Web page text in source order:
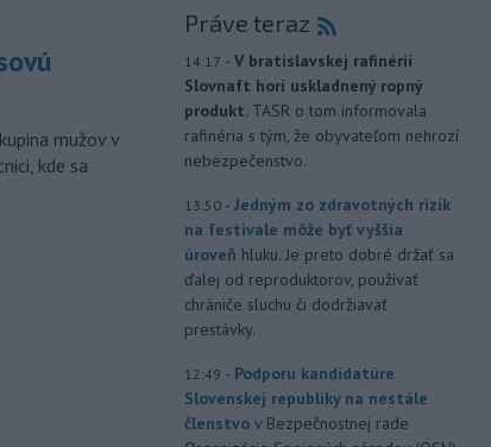
mužov v
kde sa
Práve teraz
14:17 - V bratislavskej rafinérii
Slovnaft horí uskladnený ropný
produkt. TASR o tom informovala
rafinéria s tým, že obyvateľom nehrozí
nebezpečenstvo.
13:50 - Jedným zo zdravotných rizík
na festivale môže byť vyššia
úroveň hluku. Je preto dobré držať sa
ďalej od reproduktorov, používať
chrániče sluchu či dodržiavať
prestávky.
12:49 - Podporu kandidatúre
Slovenskej republiky na nestále
členstvo v Bezpečnostnej rade